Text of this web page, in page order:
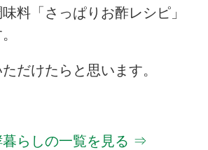
料「さっぱりお酢レシピ」
だけたらと思います。
暮らしの一覧を見る ⇒